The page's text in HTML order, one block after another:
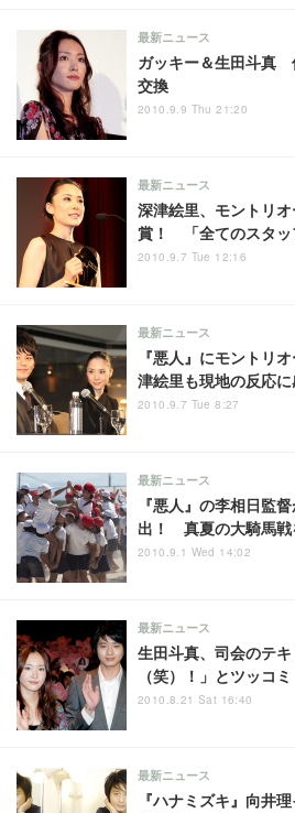
ガッキー＆生田斗真
交換
最新ニュース
2010.9.9 Thu 21:20
深津絵里、モントリ
賞！ 「全てのスタッ
最新ニュース
2010.9.7 Tue 12:16
『悪人』にモントリ
津絵里も現地の反応に
最新ニュース
2010.9.7 Tue 8:27
『悪人』の李相日監
出！ 真夏の大騎馬戦
最新ニュース
2010.9.1 Wed 14:02
生田斗真、司会のテ
（笑）！」とツッコ
最新ニュース
2010.8.21 Sat 16:40
『ハナミズキ』向井
最新ニュース